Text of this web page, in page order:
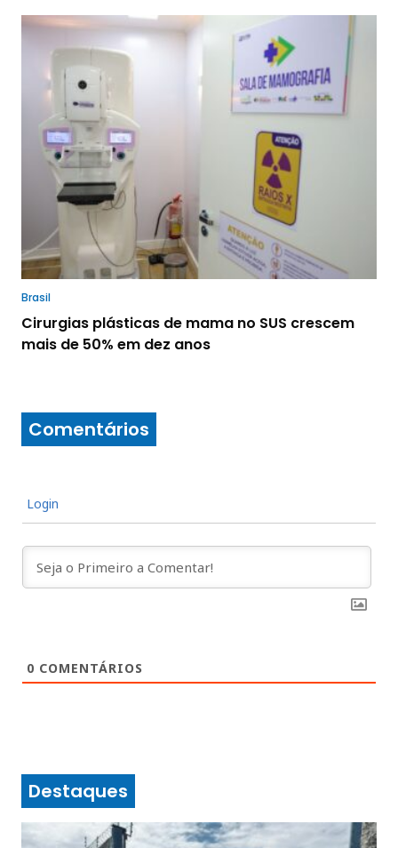
Brasil
Cirurgias plásticas de mama no SUS crescem
mais de 50% em dez anos
Comentários
Login
0 COMENTÁRIOS
Destaques